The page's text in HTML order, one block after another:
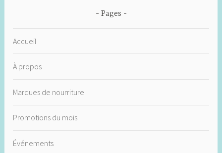
Pages
Accueil
À propos
Marques de nourriture
Promotions du mois
Événements